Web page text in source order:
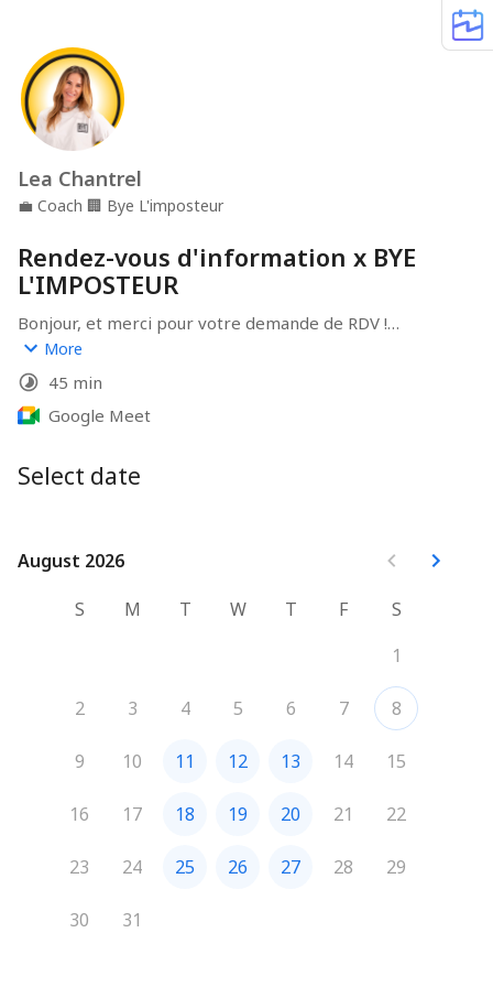
Lea Chantrel
💼 Coach 🏢 Bye L'imposteur
Rendez-vous d'information x BYE
L'IMPOSTEUR
Bonjour, et merci pour votre demande de RDV !
Afin d'en savoir plus sur votre projet, prenons le temps
de nous rencontrer. Cet échange de 45 minutes a pour
objectif de mieux cerner votre besoin, et de vérifier
que je suis bien la personne qu'il vous faut.
More
45 min
Google Meet
Select date
August 2026
August 2026
S
M T W T F
S
1
2 3 4 5 6 7 8
9 10 11 12 13 14 15
16 17 18 19 20 21 22
23 24 25 26 27 28 29
30 31